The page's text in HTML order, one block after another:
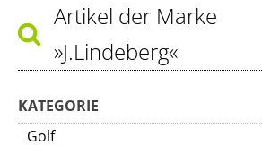
Artikel der Marke
»J.Lindeberg«
KATEGORIE
Golf